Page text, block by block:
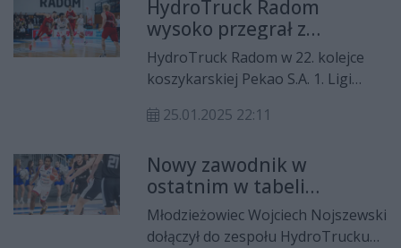
w tym sezonie.
HydroTruck Radom
wysoko przegrał z
Muszynianką Sokołem
Łańcut
HydroTruck Radom w 22. kolejce
koszykarskiej Pekao S.A. 1. Ligi
Muszynianką Sokołem Łańcut.
przegrali to spotkanie 50:90.
25.01.2025 22:11
Nowy zawodnik w
ostatnim w tabeli
HydroTrucku Radom
Młodzieżowiec Wojciech Nojszewski
dołączył do zespołu HydroTrucku